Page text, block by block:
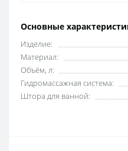
Основные
Изделие:
Материал:
Объём, л:
Гидромассажная система:
Штора для ванной: